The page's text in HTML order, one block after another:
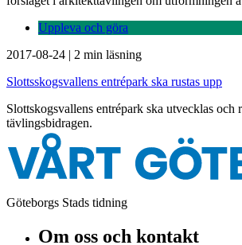
Uppleva och göra
2017-08-24 | 2 min läsning
Slottsskogsvallens entrépark ska rustas upp
Slottskogsvallens entrépark ska utvecklas
tävlingsbidragen.
Göteborgs Stads tidning
Om oss och kontakt